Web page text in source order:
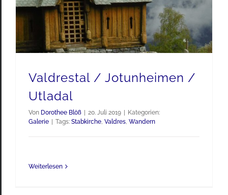
Valdrestal / Jotunheimen /
Utladal
Von Dorothee Blöß | 20. Juli 2019 | Kategorien:
Galerie | Tags: Stabkirche Valdres Wandern
Weiterlesen